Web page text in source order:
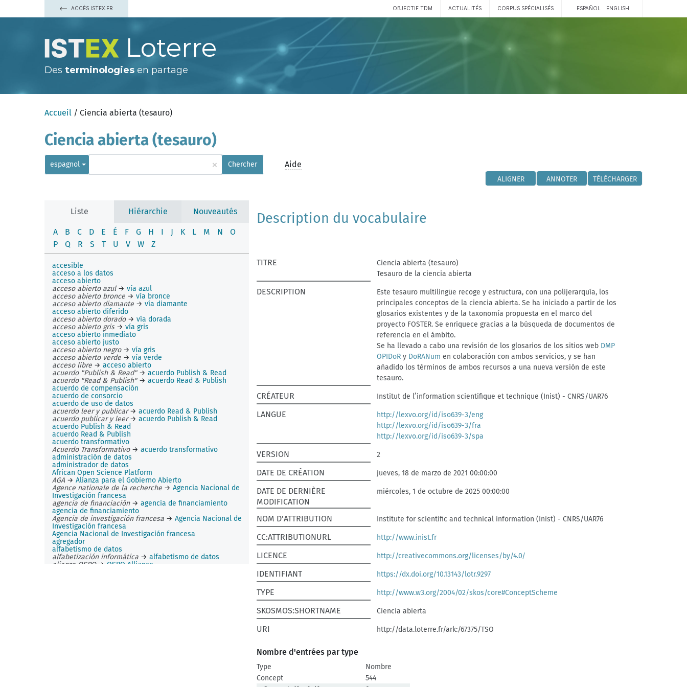
ACCÈS ISTEX.FR OBJECTIF TDM ACTUALITÉS CORPUS SPÉCIALISÉS ESPAÑOL ENGLISH
Loterre
Des terminologies en partage
Accueil / Ciencia abierta (tesauro)
Ciencia abierta (tesauro)
espagnol × Chercher Aide
ALIGNER ANNOTER TÉLÉCHARGER
Liste Hiérarchie Nouveautés
A B C D E É F G H I J K L M N
O
P
Q R S T U V W Z
accesible
acceso a los datos
acceso abierto
acceso abierto azul→ vía azul
acceso abierto bronce → vía bronce
acceso abierto diamante → vía diamante
acceso abierto diferido
acceso abierto dorado→ vía dorada
acceso abierto gris→ vía gris
acceso abierto inmediato
acceso abierto justo
acceso abierto negro→ vía gris
acceso abierto verde → vía verde
acceso libre → acceso abierto
acuerdo "Publish & Read"→ acuerdo Publish & Read
acuerdo "Read & Publish"→ acuerdo Read & Publish
acuerdo de compensación
acuerdo de consorcio
acuerdo de uso de datos
acuerdo leer y publicar→ acuerdo Read & Publish
acuerdo publicar y leer→ acuerdo Publish & Read
acuerdo Publish & Read
acuerdo Read & Publish
acuerdo transformativo
Acuerdo Transformativo→ acuerdo transformativo
administración de datos
administrador de datos
African Open Science Platform
AGA → Alianza para el Gobierno Abierto
Agence nationale de la recherche → Agencia Nacional de
Investigación francesa
agencia de financiación→ agencia de financiamiento
agencia de financiamiento
Agencia de investigación francesa → Agencia Nacional de
Investigación francesa
Agencia Nacional de Investigación francesa
agregador
alfabetismo de datos
alfabetización informática → alfabetismo de datos
alianza OSPO→ OSPO Alliance
Description du vocabulaire
TITRE
Ciencia abierta (tesauro)
Tesauro de la ciencia abierta
DESCRIPTION
Este tesauro multilingüe recoge y estructura, con una polijerarquía, los
principales conceptos de la ciencia abierta. Se ha iniciado a partir de los
glosarios existentes y de la taxonomía propuesta en el marco del
proyecto FOSTER. Se enriquece gracias a la búsqueda de documentos de
referencia en el ámbito.
Se ha llevado a cabo una revisión de los glosarios de los sitios web DMP
OPIDoR y DoRANum en colaboración con ambos servicios, y se han
añadido los términos de ambos recursos a una nueva versión de este
tesauro.
CRÉATEUR Institut de l’information scientifique et technique (Inist) - CNRS/UAR76
LANGUE
http://lexvo.org/id/iso639-3/eng
http://lexvo.org/id/iso639-3/fra
http://lexvo.org/id/iso639-3/spa
VERSION 2
DATE DE CRÉATION jueves, 18 de marzo de 2021 00:00:00
DATE DE DERNIÈRE
MODIFICATION
miércoles, 1 de octubre de 2025 00:00:00
NOM D'ATTRIBUTION Institute for scientific and technical information (Inist) - CNRS/UAR76
CC:ATTRIBUTIONURL http://www.inist.fr
LICENCE http://creativecommons.org/licenses/by/4.0/
IDENTIFIANT https://dx.doi.org/10.13143/lotr.9297
TYPE http://www.w3.org/2004/02/skos/core#ConceptScheme
SKOSMOS:SHORTNAME Ciencia abierta
URI http://data.loterre.fr/ark:/67375/TSO
Nombre d'entrées par type
Type
Nombre
Concept
544